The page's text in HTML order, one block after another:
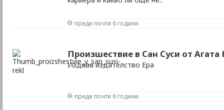
преди почти 6 години
Произшествие в Сан Суси от Агата
Издава издателство Ера
преди почти 6 години